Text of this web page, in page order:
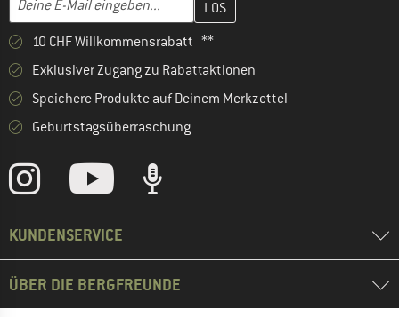
10 CHF Willkommensrabatt **
Exklusiver Zugang zu Rabattaktionen
Speichere Produkte auf Deinem Merkzettel
Geburtstagsüberraschung
KUNDENSERVICE
ÜBER DIE BERGFREUNDE